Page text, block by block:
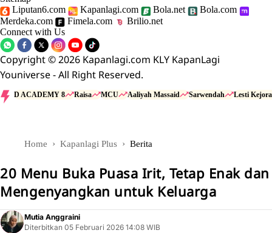
Liputan6.com
Kapanlagi.com Bola.net
Bola.com
Merdeka.com
Fimela.com
Brilio.net
Connect with Us
Copyright © 2026 Kapanlagi.com KLY KapanLagi
Youniverse - All Right Reserved.
D ACADEMY 8 Raisa MCU Aaliyah Massaid Sarwendah Lesti Kejora
Home Kapanlagi Plus Berita
20 Menu Buka Puasa Irit, Tetap Enak dan
Mengenyangkan untuk Keluarga
Mutia Anggraini
Diterbitkan 05 Februari 2026 14:08 WIB